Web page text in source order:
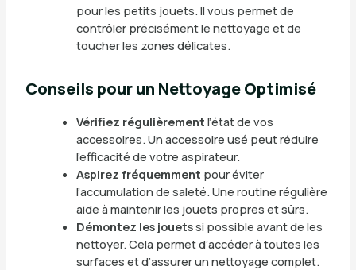
pour les petits jouets. Il vous permet de
contrôler précisément le nettoyage et de
toucher les zones délicates.
Conseils pour un Nettoyage Optimisé
Vérifiez régulièrement l’état de vos
accessoires. Un accessoire usé peut réduire
l’efficacité de votre aspirateur.
Aspirez fréquemment pour éviter
l’accumulation de saleté. Une routine régulière
aide à maintenir les jouets propres et sûrs.
Démontez les jouetssi possible avant de les
nettoyer. Cela permet d’accéder à toutes les
surfaces et d’assurer un nettoyage complet.